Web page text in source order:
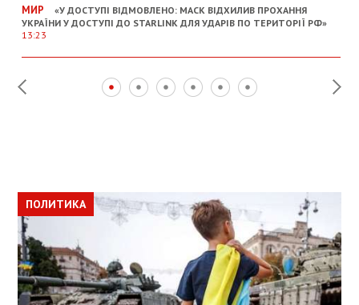
МИР
«У ДОСТУПІ ВІДМОВЛЕНО: МАСК ВІДХИЛИВ ПРОХАННЯ
УКРАЇНИ У ДОСТУПІ ДО STARLINK ДЛЯ УДАРІВ ПО ТЕРИТОРІЇ РФ»
13:23
ПОЛИТИКА
ПОЛИТИКА
ОБЩЕСТВО
ПОЛИТИКА
ЭКОНОМИКА